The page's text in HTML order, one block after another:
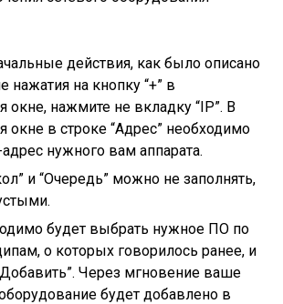
действия, как было описано
нажатия на кнопку “+” в
нажмите не вкладку “IP”. В
в строке “Адрес” необходимо
нужного вам аппарата.
и “Очередь” можно не заполнять,
будет выбрать нужное ПО по
о которых говорилось ранее, и
Через мгновение ваше
будет добавлено в